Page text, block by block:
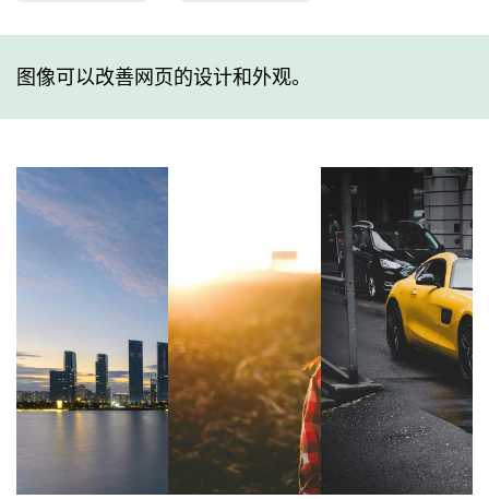
图像可以改善网页的设计和外观。